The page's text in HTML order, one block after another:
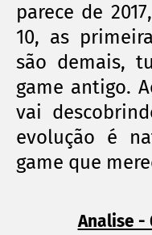
parece de
10, as
são demais,
game antigo.
vai
evolução é
game que
Analise -